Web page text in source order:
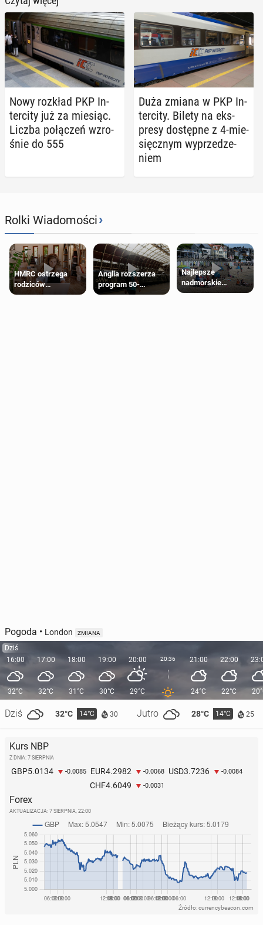
Nowy rozkład PKP In­
ter­ci­ty już za miesiąc.
Liczba po­łą­czeń wzro­
śnie do 555
Duża zmiana w PKP In­
ter­ci­ty. Bilety na eks­
pre­sy do­stęp­ne z 4-mie­
sięcz­nym wy­prze­dze­
niem
Rolki Wiadomości›
HMRC ostrzega
rodziców
pobierających Child
Anglia rozszerza
program 50-
procentowych
Najlepsze
nadmorskie
miasteczko blisko
Pogoda • London ZMIANA
Dziś
16:00
32°C
Dziś 32°C 14°C 30 Jutro 28°C 14°C 25
17:00
32°C
18:00
31°C
19:00
30°C
20:00
29°C
20:36 21:00
24°C
22:00
22°C
Kurs NBP
Z DNIA: 7 SIERPNIA
GBP5.0134 -0.0085 EUR4.2982 -0.0068 USD3.7236 -0.0084
CHF4.6049 -0.0031
Forex
AKTUALIZACJA: 7 SIERPNIA, 22:00
Źródło: currencybeacon.com